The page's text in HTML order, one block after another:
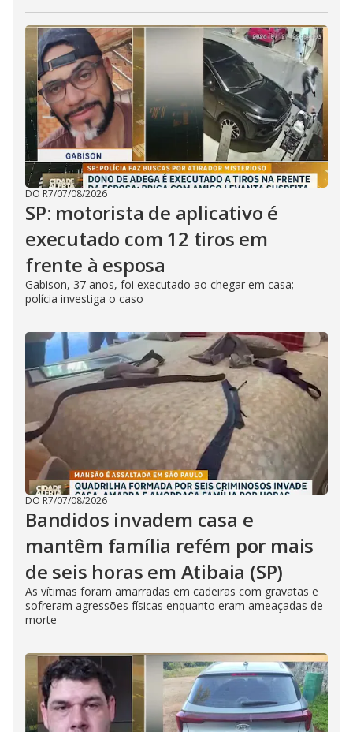
DO R7/07/08/2026
SP: motorista de aplicativo é
executado com 12 tiros em
frente à esposa
Gabison, 37 anos, foi executado ao chegar em casa;
polícia investiga o caso
DO R7/07/08/2026
Bandidos invadem casa e
mantêm família refém por mais
de seis horas em Atibaia (SP)
As vítimas foram amarradas em cadeiras com gravatas e
sofreram agressões físicas enquanto eram ameaçadas de
morte